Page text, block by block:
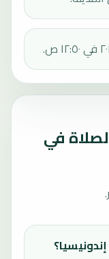
في